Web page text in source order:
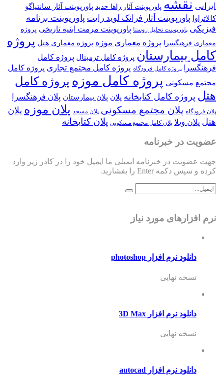
ایرانی نقشه پاورپوینت آثار زاها حدید پاورپوینت آثار سانتیاگو
کالاتراوا
پاورپوینت آثار فرانک لوید رایت پاورپوینت برنامه
فیزیکی پاورپوینت تحلیل روستا پاورپوینت مرمت ابنیه تاریخی پروژه
معماری فرهنگسرا
پروژه معماری موزه پروژه معماری هتل پروژه
کامل بیمارستان پروژه کامل ترمینال پروژه کامل
فرهنگسرا
پروژه کامل فرودگاه پروژه کامل مجتمع تجاری پروژه کامل
مجتمع مسکونی پروژه کامل موزه پروژه کامل
هتل پروژه کامل کتابخانه پلان پلان بیمارستان پلان فرهنگسرا
پلان فرودگاه پلان مجتمع مسکونی پلان مسجد پلان موزه پلان
هتل پلان ویلا پلان کامل مجتمع مسکونی پلان کتابخانه
عضویت در خبرنامه
جهت عضویت در خبرنامه ایمیلی ما ایمیل خود را در کادر زیر وارد
کرده و سپس دکمه Enter را بفشارید.
نرم افزارهای مورد نیاز
دانلود نرم افزار photoshop
نسخه نهایی
دانلود نرم افزار 3D Max
نسخه نهایی
دانلود نرم افزار autocad